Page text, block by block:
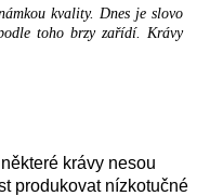
kvality. Dnes je slovo
toho brzy zařídí. Krávy
krávy nesou
produkovat nízkotučné